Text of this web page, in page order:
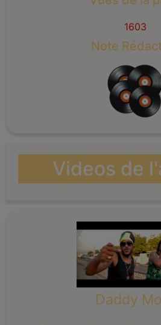
1603
Note
Videos de
Daddy